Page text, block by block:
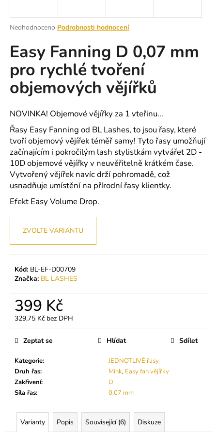
Průměrné
produktu
je
hvězdiček.
Neohodnoceno Podrobnosti hodnocení
Easy Fanning D 0,07 mm
pro rychlé tvoření
objemových vějířků
NOVINKA! Objemové vějířky za 1 vteřinu...
Řasy Easy Fanning od BL Lashes, to jsou řasy, které
tvoří objemový vějířek téměř samy! Tyto řasy umožňují
začínajícím i pokročilým lash stylistkám vytvářet 2D -
10D objemové vějířky v neuvěřitelně krátkém čase.
Vytvořený vějířek navíc drží pohromadě, což
usnadňuje umístění na přírodní řasy klientky.
Efekt Easy Volume Drop.
ZVOLTE VARIANTU
Kód: BL-EF-D00709
Značka: BL LASHES
399 Kč
329,75 Kč bez DPH
Měrná
cena:
Kategorie:
JEDNOTLIVÉ řasy
Druh řas: Mink, Easy fan vějířky
Zakřivení:
D
Síla řas: 0,07 mm
Zeptat se Hlídat Sdílet
Varianty Popis Související (6) Diskuze
j
t
?
HLEDAT
D
o
p
o
r
u
č
PODLOŽKY
POD
OČI
(SYMETRICKÉ
BÍLÉ)
140
Kč